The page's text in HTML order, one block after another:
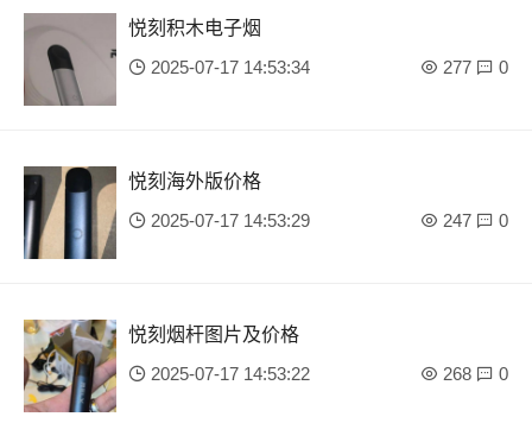
悦刻积木电子烟
2025-07-17 14:53:34
277 0
悦刻海外版价格
2025-07-17 14:53:29
247 0
悦刻烟杆图片及价格
2025-07-17 14:53:22
268 0